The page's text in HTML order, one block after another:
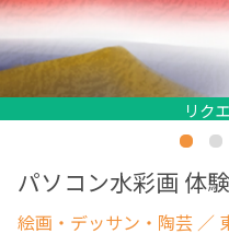
リク
リク
リク
リク
リク
リク
パソコン水彩画 体
絵画・デッサン・陶芸 ／